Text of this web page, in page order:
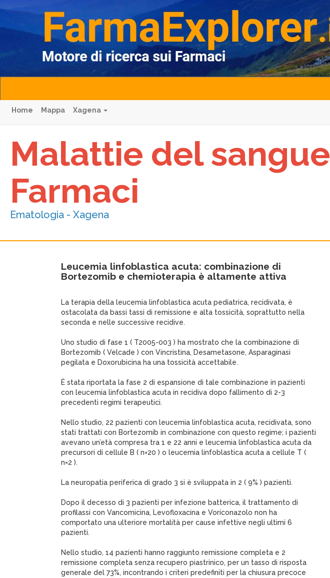
Home Mappa Xagena
Malattie del sangue
Farmaci
Ematologia - Xagena
Leucemia linfoblastica acuta: combinazione di
Bortezomib e chemioterapia è altamente attiva
La terapia della leucemia linfoblastica acuta pediatrica, recidivata, è
ostacolata da bassi tassi di remissione e alta tossicità, soprattutto nella
seconda e nelle successive recidive.
Uno studio di fase 1 ( T2005-003 ) ha mostrato che la combinazione di
Bortezomib ( Velcade ) con Vincristina, Desametasone, Asparaginasi
pegilata e Doxorubicina ha una tossicità accettabile.
È stata riportata la fase 2 di espansione di tale combinazione in pazienti
con leucemia linfoblastica acuta in recidiva dopo fallimento di 2-3
precedenti regimi terapeutici.
Nello studio, 22 pazienti con leucemia linfoblastica acuta, recidivata, sono
stati trattati con Bortezomib in combinazione con questo regime; i pazienti
avevano un’età compresa tra 1 e 22 anni e leucemia linfoblastica acuta da
precursori di cellule B ( n=20 ) o leucemia linfoblastica acuta a cellule T (
n=2 ).
La neuropatia periferica di grado 3 si è sviluppata in 2 ( 9% ) pazienti.
Dopo il decesso di 3 pazienti per infezione batterica, il trattamento di
profilassi con Vancomicina, Levofloxacina e Voriconazolo non ha
comportato una ulteriore mortalità per cause infettive negli ultimi 6
pazienti.
Nello studio, 14 pazienti hanno raggiunto remissione completa e 2
remissione completa senza recupero piastrinico, per un tasso di risposta
generale del 73%, incontrando i criteri predefiniti per la chiusura precoce